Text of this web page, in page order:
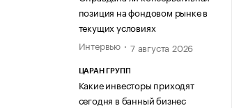
позиция на фондовом рынке в
текущих условиях
Интервью
7 августа 2026
ЦАРАН ГРУПП
Какие инвесторы приходят
сегодня в банный бизнес